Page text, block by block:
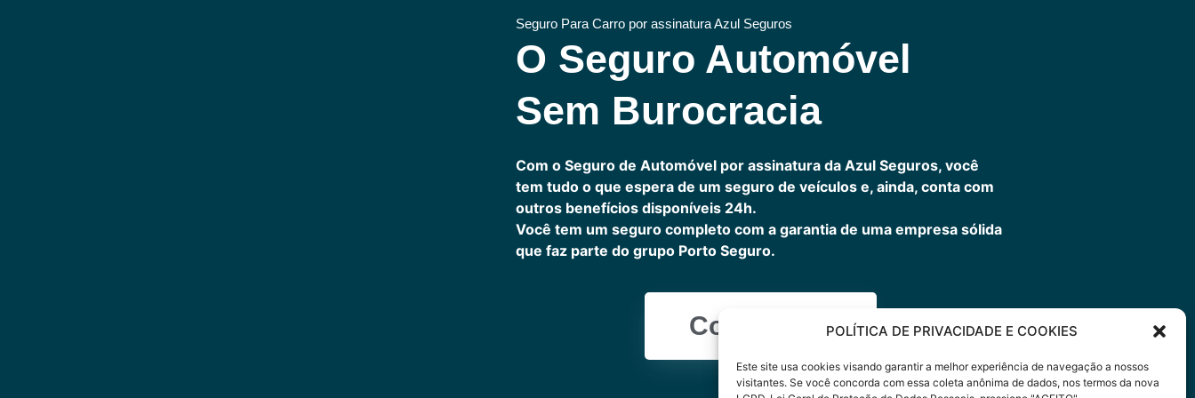
POLÍTICA DE PRIVACIDADE E COOKIES
Este site usa cookies visando garantir a melhor experiência de navegação a nossos
visitantes. Se você concorda com essa coleta anônima de dados, nos termos da nova
Seguro Para Carro por assinatura Azul Seguros
O Seguro Automóvel
Sem Burocracia
Com o Seguro de Automóvel por assinatura da Azul Seguros, você
tem tudo o que espera de um seguro de veículos e, ainda, conta com
outros benefícios disponíveis 24h.
Você tem um seguro completo com a garantia de uma empresa sólida
que faz parte do grupo Porto Seguro.
Cote Agora